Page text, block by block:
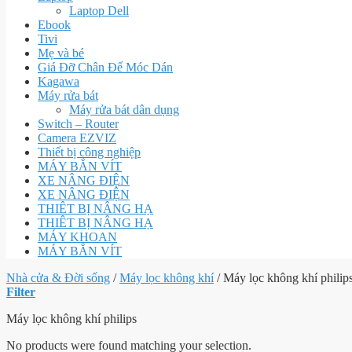
Laptop Dell
Ebook
Tivi
Mẹ và bé
Giá Đỡ Chân Đế Móc Dán
Kagawa
Máy rửa bát
Máy rửa bát dân dụng
Switch – Router
Camera EZVIZ
Thiết bị công nghiệp
MÁY BẮN VÍT
XE NÂNG ĐIỆN
XE NÂNG ĐIỆN
THIÊT BỊ NÂNG HẠ
THIÊT BỊ NÂNG HẠ
MÁY KHOAN
MÁY BẮN VÍT
Nhà cửa & Đời sống / Máy lọc không khí /Máy lọc không khí
Filter
Máy lọc không khí philips
No products were found matching your selection.